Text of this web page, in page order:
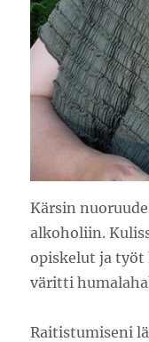
Kärsin
alkoholiin.
opiskelut ja
väritti
Raitistumiseni